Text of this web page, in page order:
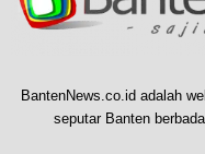
BantenNews.co.id adalah
seputar Banten